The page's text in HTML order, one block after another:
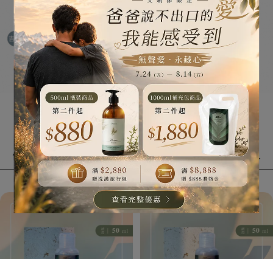
(首次)任選3件，僅需支付 200元(申請試用)
—
依照您的頭皮狀況or困擾(也可選您感興趣的商品)做選擇...
申請試用